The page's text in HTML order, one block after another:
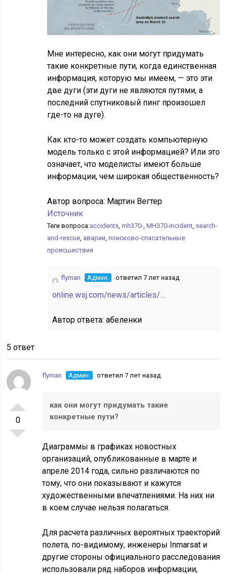
Мне интересно, как они могут придумать
такие конкретные пути, когда единственная
информация, которую мы имеем, — это эти
две дуги (эти дуги не являются путями, а
последний спутниковый пинг произошел
где-то на дуге).
Как кто-то может создать компьютерную
модель только с этой информацией? Или это
означает, что моделисты имеют больше
информации, чем широкая общественность?
Автор вопроса: Мартин Вегтер
Источник
Теги вопроса:accidents ,mh370- ,MH370-incident search-
and-rescue аварии ,поисково-спасательные
происшествия
flyman Админ. ответил 7 лет назад
online.wsj.com/news/articles/…
Автор ответа:абеленки
5 ответ
0
flyman Админ. ответил 7 лет назад
как они могут придумать такие
конкретные пути?
Диаграммы в графиках новостных
организаций, опубликованные в марте и
апреле 2014 года, сильно различаются по
тому, что они показывают и кажутся
художественными впечатлениями. На них ни
в коем случае нельзя полагаться.
Для расчета различных вероятных траекторий
полета, по-видимому, инженеры Inmarsat и
другие стороны официального расследования
использовали ряд наборов информации,